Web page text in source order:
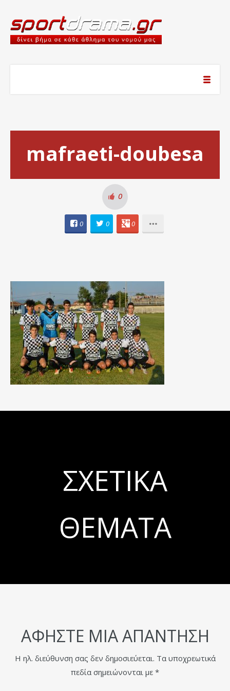
mafraeti-doubesa
0
0 0 0
ΣΧΕΤΙΚΆ
ΘΈΜΑΤΑ
ΑΦΉΣΤΕ ΜΙΑ ΑΠΆΝΤΗΣΗ
Η ηλ. διεύθυνση σας δεν δημοσιεύεται. Τα υποχρεωτικά
πεδία σημειώνονται με *